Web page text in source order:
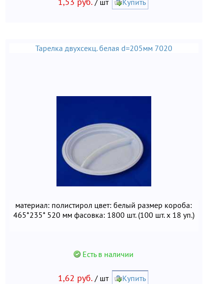
Тарелка двухсекц. белая d=205мм 7020
материал: полистирол цвет: белый размер короба:
465*235* 520 мм фасовка: 1800 шт. (100 шт. х 18 уп.)
Есть в наличии
1,62 руб. / шт Купить